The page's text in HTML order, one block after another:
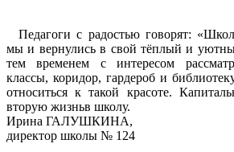
Педагоги с радостью говорят:
мы и вернулись в свой тёплый и
тем временем с интересом
классы, коридор, гардероб и
относиться к такой красоте.
вторую жизньв школу.
Ирина ГАЛУШКИНА,
директор школы № 124